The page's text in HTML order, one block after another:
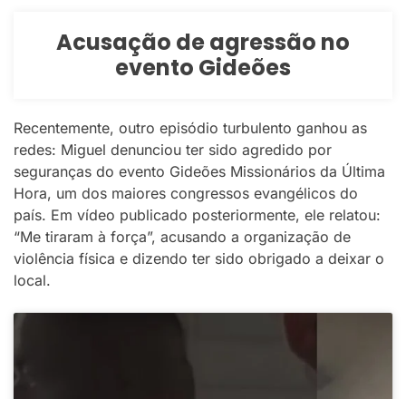
Acusação de agressão no
evento Gideões
Recentemente, outro episódio turbulento ganhou as
redes: Miguel denunciou ter sido agredido por
seguranças do evento Gideões Missionários da Última
Hora, um dos maiores congressos evangélicos do
país. Em vídeo publicado posteriormente, ele relatou:
“Me tiraram à força”, acusando a organização de
violência física e dizendo ter sido obrigado a deixar o
local.